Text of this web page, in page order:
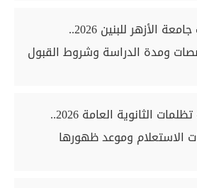
كليات جامعة الأزهر للبنين 2026..
ومدة الدراسة وشروط القبول
نتيجة تظلمات الثانوية العامة 2026..
الاستعلام وموعد ظهورها